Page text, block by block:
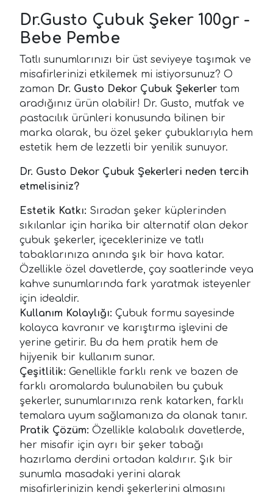
Dr.Gusto Çubuk Şeker 100gr -
Bebe Pembe
Tatlı sunumlarınızı bir üst seviyeye taşımak ve
misafirlerinizi etkilemek mi istiyorsunuz? O
zaman Dr. Gusto Dekor Çubuk Şekerler tam
aradığınız ürün olabilir! Dr. Gusto, mutfak ve
pastacılık ürünleri konusunda bilinen bir
marka olarak, bu özel şeker çubuklarıyla hem
estetik hem de lezzetli bir yenilik sunuyor.
Dr. Gusto Dekor Çubuk Şekerleri neden tercih
etmelisiniz?
Estetik Katkı: Sıradan şeker küplerinden
sıkılanlar için harika bir alternatif olan dekor
çubuk şekerler, içeceklerinize ve tatlı
tabaklarınıza anında şık bir hava katar.
Özellikle özel davetlerde, çay saatlerinde veya
kahve sunumlarında fark yaratmak isteyenler
için idealdir.
Kullanım Kolaylığı: Çubuk formu sayesinde
kolayca kavranır ve karıştırma işlevini de
yerine getirir. Bu da hem pratik hem de
hijyenik bir kullanım sunar.
Çeşitlilik: Genellikle farklı renk ve bazen de
farklı aromalarda bulunabilen bu çubuk
şekerler, sunumlarınıza renk katarken, farklı
temalara uyum sağlamanıza da olanak tanır.
Pratik Çözüm: Özellikle kalabalık davetlerde,
her misafir için ayrı bir şeker tabağı
hazırlama derdini ortadan kaldırır. Şık bir
sunumla masadaki yerini alarak
misafirlerinizin kendi şekerlerini almasını